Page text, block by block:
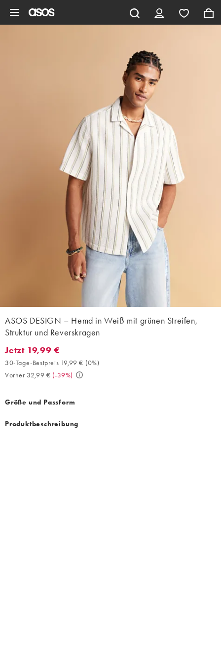
ASOS DESIGN – Hemd in Weiß mit grünen Streifen,
Struktur und Reverskragen
Jetzt 19,99 €. 30-Tage-Bestpreis 19,99 € (0%). Vorher 32,99 €.
Jetzt 19,99 €
30-Tage-Bestpreis 19,99 € (0%)
Vorher 32,99 € (-39%)
Größe und Passform
Produktbeschreibung